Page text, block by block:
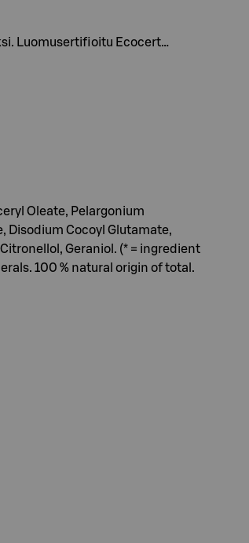
Luomusertifioitu Ecocert…
Oleate, Pelargonium
Disodium Cocoyl Glutamate,
Geraniol. (* = ingredient
100 % natural origin of total.